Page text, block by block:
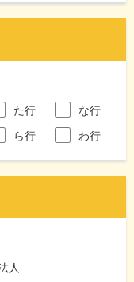
た行
な行
ら行 わ行
人